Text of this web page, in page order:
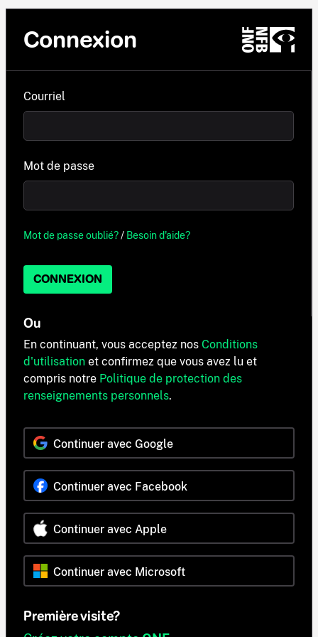
Connexion
Courriel
Mot de passe
Mot de passe oublié?/ Besoin d'aide?
CONNEXION
Ou
En continuant, vous acceptez nos Conditions
d'utilisation et confirmez que vous avez lu et
compris notre Politique de protection des
renseignements personnels.
Continuer avec Google
Continuer avec Facebook
Continuer avec Apple
Continuer avec Microsoft
Première visite?